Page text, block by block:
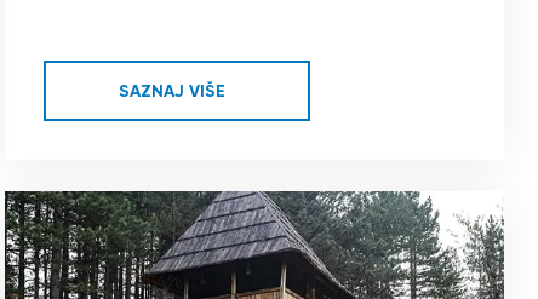
SAZNAJ VIŠE